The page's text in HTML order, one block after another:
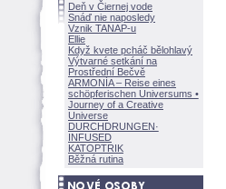
Deň v Čiernej vode
Snáď nie naposledy
Vznik TANAP-u
Ellie
Když kvete pcháč bělohlavý
Výtvarné setkání na
Prostřední Bečvě
ARMONÍA – Reise eines
schöpferischen Universums •
Journey of a Creative
Universe
DURCHDRUNGEN·
INFUSED
KATOPTRIK
Běžná rutina